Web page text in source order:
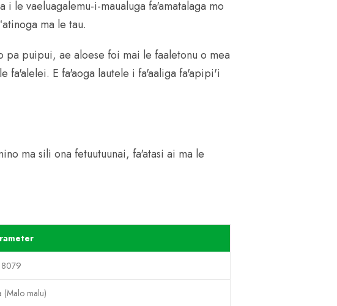
le vaeluagalemu-i-maualuga fa'amatalaga mo
ma le tau.
puipui, ae aloese foi mai le faaletonu o mea
fa'alelei. E fa'aoga lautele i fa'aaliga fa'apipi'i
ma sili ona fetuutuunai, fa'atasi ai ma le
8079
(Malo malu)